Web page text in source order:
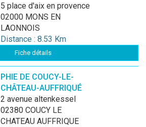
5 place d'aix en provence
02000 MONS EN
LAONNOIS
Distance : 8.53 Km
Fiche détails
PHIE DE COUCY-LE-
CHÂTEAU-AUFFRIQUÉ
2 avenue altenkessel
02380 COUCY LE
CHATEAU AUFFRIQUE